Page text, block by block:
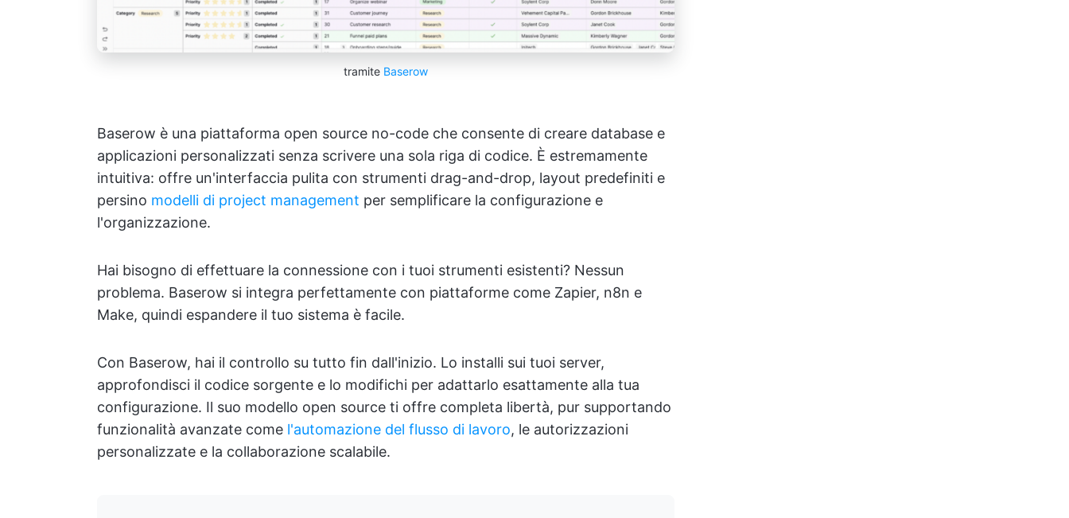
tramite Baserow
Baserow è una piattaforma open source no-code che consente di creare database e
applicazioni personalizzati senza scrivere una sola riga di codice. È estremamente
intuitiva: offre un'interfaccia pulita con strumenti drag-and-drop, layout predefiniti e
persino modelli di project management per semplificare la configurazione e
l'organizzazione.
Hai bisogno di effettuare la connessione con i tuoi strumenti esistenti? Nessun
problema. Baserow si integra perfettamente con piattaforme come Zapier, n8n e
Make, quindi espandere il tuo sistema è facile.
Con Baserow, hai il controllo su tutto fin dall'inizio. Lo installi sui tuoi server,
approfondisci il codice sorgente e lo modifichi per adattarlo esattamente alla tua
configurazione. Il suo modello open source ti offre completa libertà, pur supportando
funzionalità avanzate come l'automazione del flusso di lavoro, le autorizzazioni
personalizzate e la collaborazione scalabile.